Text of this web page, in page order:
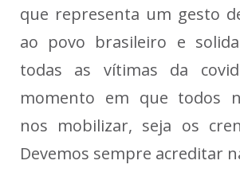
que representa um gesto
ao povo brasileiro e
todas as vítimas da
momento em que todos
nos mobilizar, seja os
Devemos sempre acreditar